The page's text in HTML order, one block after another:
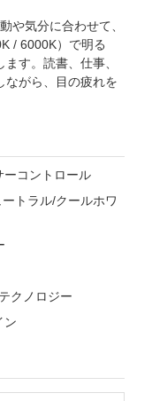
や気分に合わせて、
/ 6000K）で明る
す。読書、仕事、
ながら、目の疲れを
ーコントロール
トラル/クールホワ
クノロジー
ン